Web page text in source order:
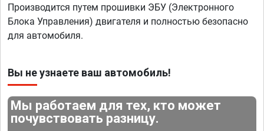
Производится путем прошивки ЭБУ (Электронного
Блока Управления) двигателя и полностью безопасно
для автомобиля.
Вы не узнаете ваш автомобиль!
Мы работаем для тех, кто может
почувствовать разницу.